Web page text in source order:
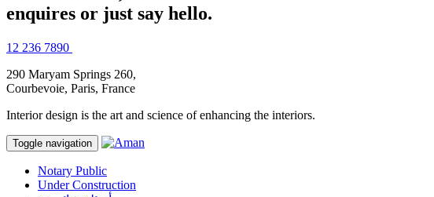
enquires or just say hello.
12 236 7890
290 Maryam Springs 260,
Courbevoie, Paris, France
Interior design is the art and science of enhancing the interiors.
Toggle navigation
Notary Public
Under Construction